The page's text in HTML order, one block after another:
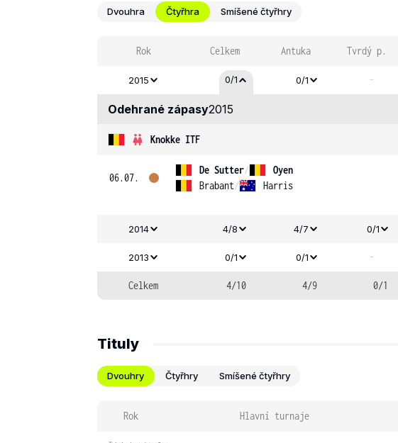
Dvouhra Čtyřhra Smíšené čtyřhry
Rok Celkem Antuka Tvrdý p.
2015 0/1 0/1 -
Odehrané zápasy2015
Knokke ITF
06.07.
De Sutter/
Oyen
Brabant/ Harris
2014 4/8 4/7 0/1
2013 0/1 0/1 -
Celkem 4/10 4/9 0/1
Tituly
Dvouhry Čtyřhry Smíšené čtyřhry
Rok Hlavní turnaje